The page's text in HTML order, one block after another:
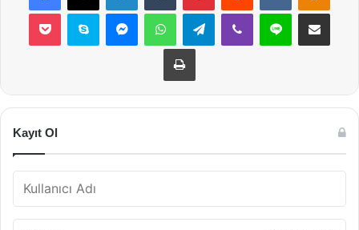
Pocket Skype MessengerWhatsAppTelegramViber Line E-Posta ile
Yazdır
Kayıt Ol